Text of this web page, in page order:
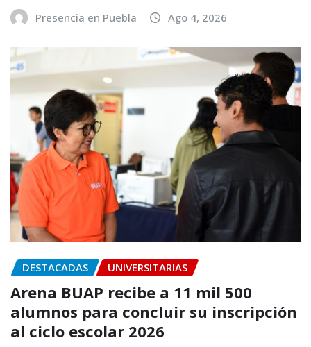
Presencia en Puebla Ago 4, 2026
DESTACADAS UNIVERSITARIAS
Arena BUAP recibe a 11 mil 500
alumnos para concluir su inscripción
al ciclo escolar 2026